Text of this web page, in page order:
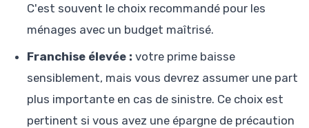
C'est souvent le choix recommandé pour les
ménages avec un budget maîtrisé.
Franchise élevée : votre prime baisse
sensiblement, mais vous devrez assumer une part
plus importante en cas de sinistre. Ce choix est
pertinent si vous avez une épargne de précaution